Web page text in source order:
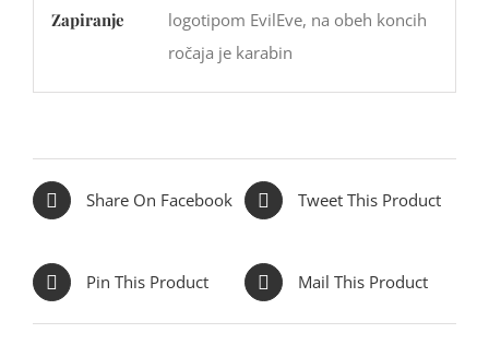
Zapiranje
logotipom EvilEve, na obeh koncih
ročaja je karabin
Share On Facebook Tweet This Product
Pin This Product Mail This Product